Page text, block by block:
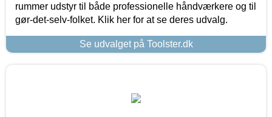
rummer udstyr til både professionelle håndværkere og til
gør-det-selv-folket. Klik her for at se deres udvalg.
Se udvalget på Toolster.dk